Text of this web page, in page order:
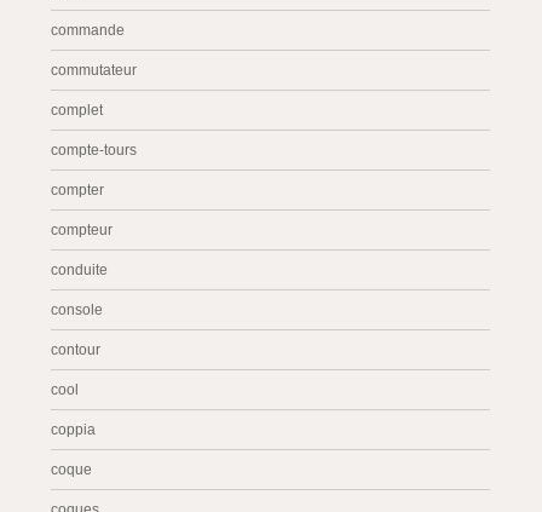
commande
commutateur
complet
compte-tours
compter
compteur
conduite
console
contour
cool
coppia
coque